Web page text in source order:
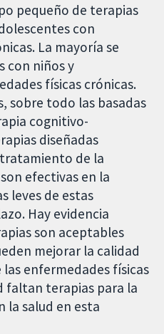
pequeño de terapias
con
La mayoría se
con niños y
físicas crónicas.
sobre todo las basadas
cognitivo-
diseñadas
de la
efectivas en la
leves de estas
Hay evidencia
son aceptables
mejorar la calidad
enfermedades físicas
faltan terapias para la
la salud en esta